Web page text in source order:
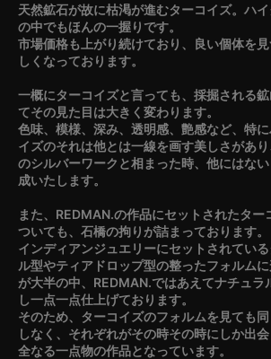
天然鉱石が故に枯渇が進むターコイズ。ハ
の中でもほんの一握りです。
市場価格も上がり続けており、良い個体を
しくなっております。
一概にターコイズと言っても、採掘される
てその見た目は大きく変わります。
色味、模様、深み、透明感、艶感など、特
イズのそれは他とは一線を画す美しさがあ
のシルバーワークと相まった時、他にはな
成いたします。
また、REDMAN.の作品にセットされたター
ついても、石橋の拘りが詰まっております。
インディアンジュエリーにセットされてい
ル型やティアドロップ型の整ったフォルム
が大半の中、REDMAN.ではあえてナチュラ
し一点一点仕上げております。
そのため、ターコイズのフォルムを見ても
しなく、それぞれがその時その時にしか出
全なる一点物の作品となっています。